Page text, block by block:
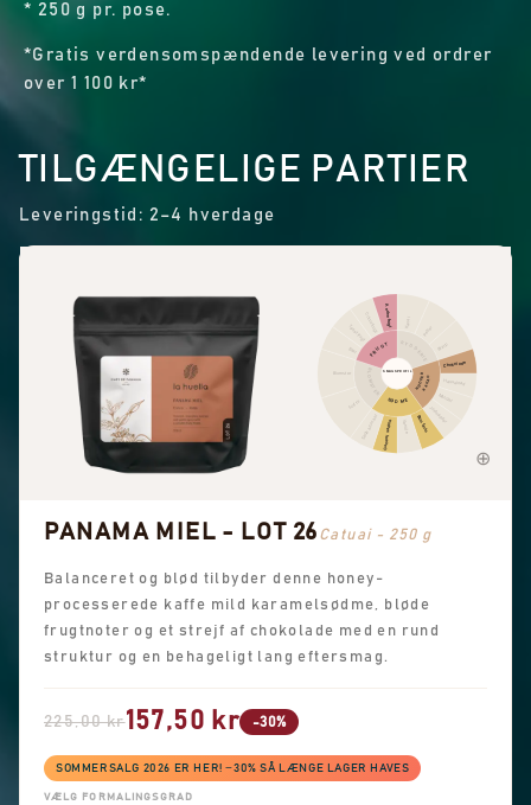
* 250 g pr. pose.
*Gratis verdensomspændende levering ved ordrer
over 1 100 kr*
TILGÆNGELIGE PARTIER
Leveringstid: 2–4 hverdage
Kanel
Peber
Skarp
Chokolade
Hasselnød
Mandel
Jordnødder
Brun farin
Generel sødme
Søde aromaer
Sort te
Blomster
Bær
Tørret frugt Citrusfrugt Anden frugt
NØDDERKAKAO
SØDME
BLOMSTER
FRUGT
SMAGSPROFIL
PANAMA MIEL - LOT 26 Catuai - 250 g
Balanceret og blød tilbyder denne honey-
processerede kaffe mild karamelsødme, bløde
frugtnoter og et strejf af chokolade med en rund
struktur og en behageligt lang eftersmag.
225,00 kr157,50 kr -30%
SOMMERSALG 2026 ER HER! −30% SÅ LÆNGE LAGER HAVES
VÆLG FORMALINGSGRAD